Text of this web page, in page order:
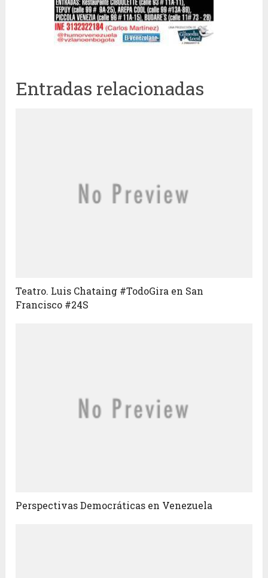
Entradas relacionadas
Teatro. Luis Chataing #TodoGira en San
Francisco #24S
Perspectivas Democráticas en Venezuela